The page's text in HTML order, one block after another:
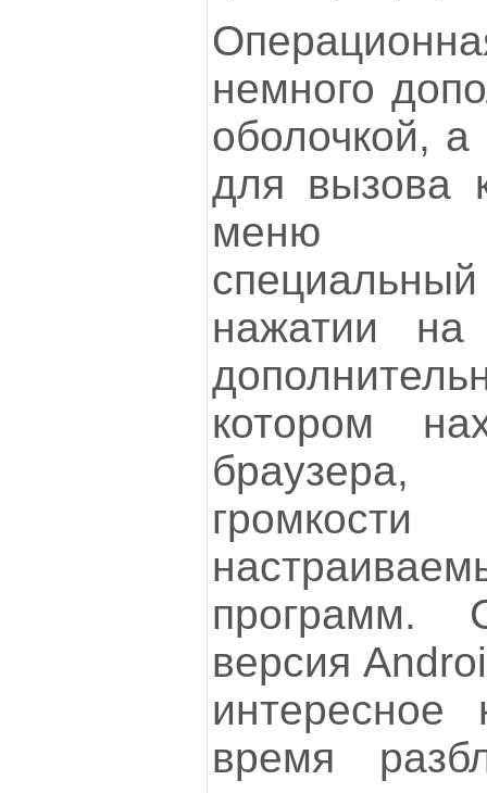
немного
оболочкой,
для вызова
меню
нажатии на
котором
версия
интересное
время